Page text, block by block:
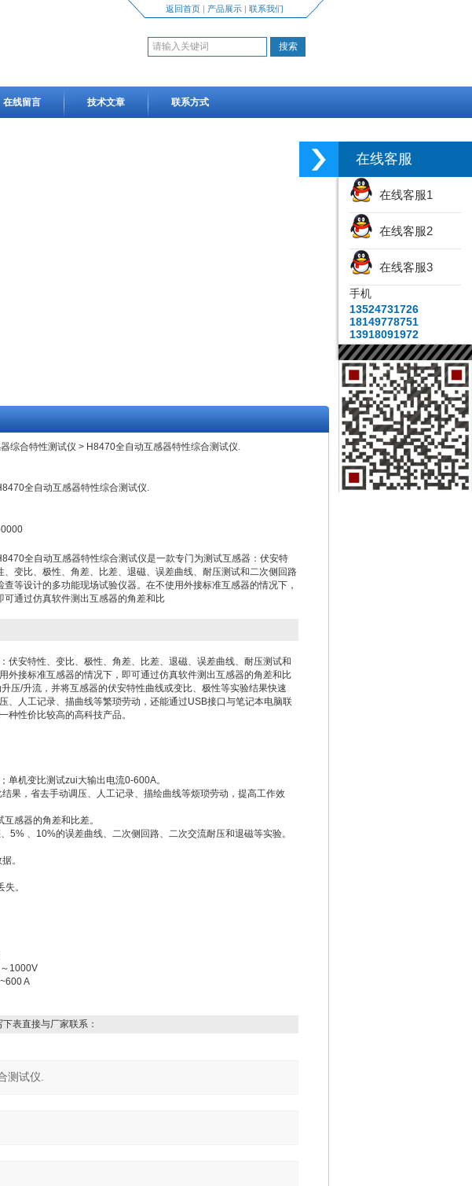
返回首页| 产品展示| 联系我们
在线留言 技术文章 联系方式
综合特性测试仪 > H8470全自动互感器特性综合测试仪.
全自动互感器特性综合测试仪.
全自动互感器特性综合测试仪是一款专门为测试互感器：伏安特
、变比、极性、角差、比差、退磁、误差曲线、耐压测试和二次侧回路
查等设计的多功能现场试验仪器。在不使用外接标准互感器的情况下，
可通过仿真软件测出互感器的角差和比
伏安特性、变比、极性、角差、比差、退磁、误差曲线、耐压测试和
外接标准互感器的情况下，即可通过仿真软件测出互感器的角差和比
压/升流，并将互感器的伏安特性曲线或变比、极性等实验结果快速
、人工记录、描曲线等繁琐劳动，还能通过USB接口与笔记本电脑联
种性价比较高的高科技产品。
机变比测试zui大输出电流0-600A。
果，省去手动调压、人工记录、描绘曲线等烦琐劳动，提高工作效
感器的角差和比差。
5% 、10%的误差曲线、二次侧回路、二次交流耐压和退磁等实验。
。
。
1000V
A
表直接与厂家联系：
在线客服
在线客服1
在线客服2
在线客服3
手机
13524731726
18149778751
13918091972